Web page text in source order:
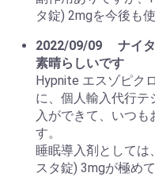
タ錠) 2mgを今後も
2022/09/09
ナイ
素晴らしいです
Hypnite エスゾピク
に、個人輸入代行テ
入ができて、いつも
す。
睡眠導入剤として
スタ錠) 3mgが極め